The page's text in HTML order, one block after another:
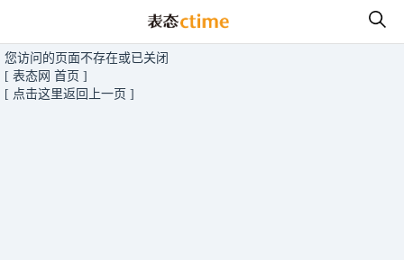
您访问的页面不存在或已关闭
[ 表态网 首页 ]
[ 点击这里返回上一页 ]